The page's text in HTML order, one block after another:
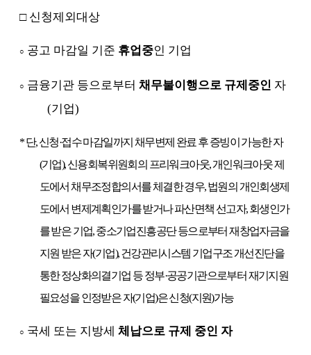
□ 신청제외대상
○ 공고 마감일 기준 휴업중인 기업
○ 금융기관 등으로부터 채무불이행으로 규제중인 자
(기업)
*단,신청·접수 마감일까지 채무변제 완료 후 증빙이 가능한 자
(기업),신용회복위원회의 프리워크아웃,개인워크아웃 제
도에서 채무조정합의서를 체결한 경우,법원의 개인회생제
도에서 변제계획인가를 받거나 파산면책 선고자,회생인가
를 받은 기업,중소기업진흥공단 등으로부터 재창업자금을
지원 받은 자(기업),건강관리시스템 기업구조 개선진단을
통한 정상화의결기업 등 정부·공공기관으로부터 재기지원
필요성을 인정받은 자(기업)은 신청(지원)가능
○ 국세 또는 지방세 체납으로 규제 중인 자